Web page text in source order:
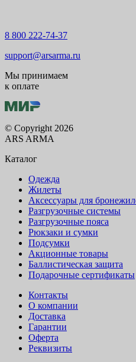
8 800 222-74-37
support@arsarma.ru
Мы принимаем
к оплате
© Copyright 2026
ARS ARMA
Каталог
Одежда
Жилеты
Аксессуары для
Разгрузочные системы
Разгрузочные пояса
Рюкзаки и сумки
Подсумки
Акционные товары
Баллистическая защита
Подарочные сертификаты
Контакты
О компании
Доставка
Гарантии
Оферта
Реквизиты